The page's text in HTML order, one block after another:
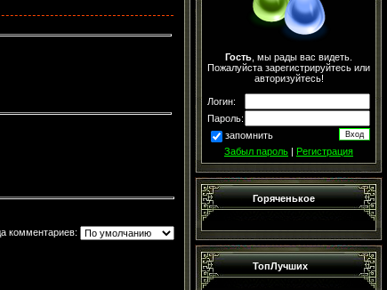
комментариев:
Гость , мы рады вас видеть.
Пожалуйста зарегистрируйтесь или
авторизуйтесь!
Логин:
Пароль:
запомнить
Забыл пароль
Регистрация
Горяченькое
ТопЛучших